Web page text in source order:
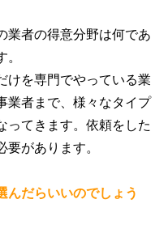
業者の得意分野は何であ
けを専門でやっている業
業者まで、様々なタイプ
ってきます。依頼をした
があります。
んだらいいのでしょう